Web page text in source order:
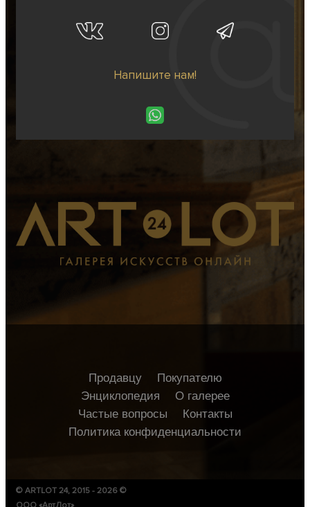
Напишите нам!
Продавцу
Покупателю
Энциклопедия
О галерее
Частые вопросы
Контакты
Политика конфиденциальности
© ARTLOT 24, 2015 - 2026 ©